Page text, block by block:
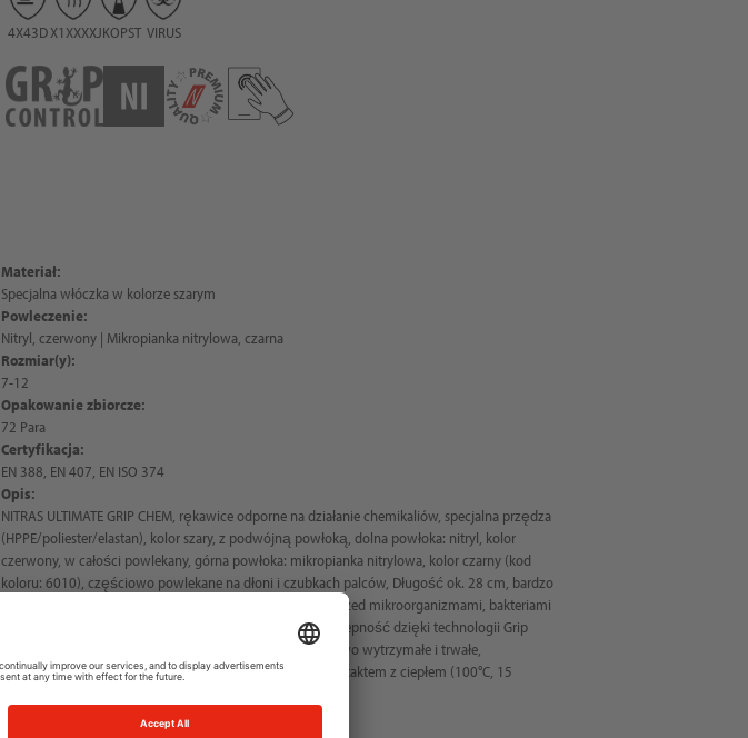
4X43DX1XXXXJKOPST VIRUS
Materiał:
Specjalna włóczka w kolorze szarym
Powleczenie:
Nitryl, czerwony | Mikropianka nitrylowa, czarna
Rozmiar(y):
7-12
Opakowanie zbiorcze:
72 Para
Certyfikacja:
EN 388, EN 407, EN ISO 374
Opis:
NITRAS ULTIMATE GRIP CHEM, rękawice odporne na działanie chemikaliów, specjalna przędza
(HPPE/poliester/elastan), kolor szary, z podwójną powłoką, dolna powłoka: nitryl, kolor
czerwony, w całości powlekany, górna powłoka: mikropianka nitrylowa, kolor czarny (kod
koloru: 6010), częściowo powlekane na dłoni i czubkach palców, Długość ok. 28 cm, bardzo
dobry chwyt w warunkach suchych i oleistych, ochrona przed mikroorganizmami, bakteriami
i wirusami, wyjątkowo antypoślizgowe, doskonała przyczepność dzięki technologii Grip
Control, bardzo wysoka odporność na ścieranie, wyjątkowo wytrzymałe i trwałe,
kompatybilne z ekranami dotykowymi, ochrona przed kontaktem z ciepłem (100°C, 15